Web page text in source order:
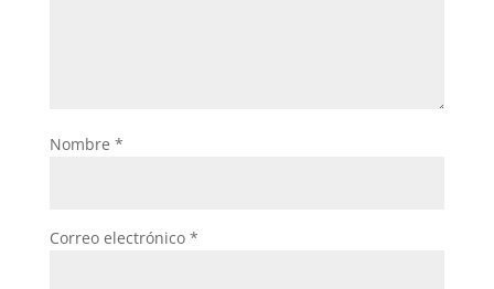
Nombre *
Correo electrónico *